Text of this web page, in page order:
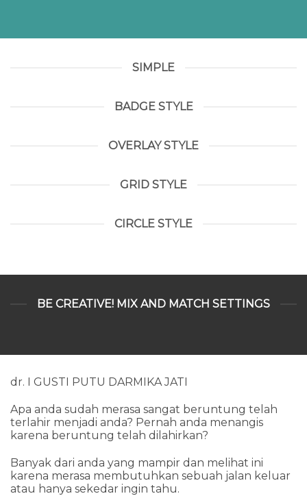
SIMPLE
BADGE STYLE
OVERLAY STYLE
GRID STYLE
CIRCLE STYLE
BE CREATIVE! MIX AND MATCH SETTINGS
dr. I GUSTI PUTU DARMIKA JATI
Apa anda sudah merasa sangat beruntung telah
terlahir menjadi anda? Pernah anda menangis
karena beruntung telah dilahirkan?
Banyak dari anda yang mampir dan melihat ini
karena merasa membutuhkan sebuah jalan keluar
atau hanya sekedar ingin tahu.